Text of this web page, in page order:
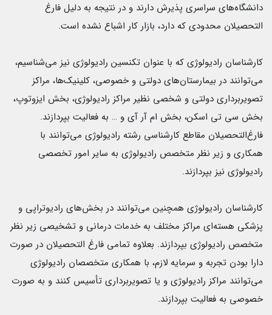
دانشگاه‌های سراسری پذیرش دارند و در نتیجه به دلیل فارغ
التحصیلان محدودی که دارد، بازار کار اشباع نشده است.
کارشناسان رادیولوژی که با عنوان تکنسین رادیولوژی نیز می‌شناسیم،
می‌توانند در بیمارستان‌های دولتی و خصوصی، کلینیک‌ها، مراکز
تصویربرداری دولتی و شخصی نظیر مراکز رادیولوژی، بخش ایزوتوپ،
بخش سی تی اسکن، بخش ام آر آی و … به فعالیت بپردازند.
فارغ‌التحصیلان مقاطع کارشناسی رشته رادیولوژی می‌توانند با
همکاری و زیر نظر متخصص رادیولوژی به سایر امور تخصصی
رادیولوژی نیز بپردازند.
کارشناسان رادیولوژی همچنین می‌توانند در بخش‌های رادیوتراپی و
پزشکی هسته‌ای مراکز مختلف به خدمات درمانی و تشخیصی زیر نظر
متخصص رادیولوژی بپردازند. بعلاوه تمامی فارغ التحصیلان در صورت
دارا بودن تجربه و سرمایه لازم، با همکاری متخصصان رادیولوژی
می‌توانند مراکز رادیولوژی و یا تصویربرداری تأسیس کنند و به صورت
خصوصی به فعالیت بپردازند.